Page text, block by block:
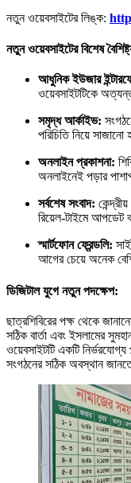
নতুন ওয়েবসাইটের লিঙ্ক:
নতুন ওয়েবসাইটের বিশেষ
আধুনিক ইউজার
ওয়েবসাইটটিকে
সমৃদ্ধ আর্কাইভ:
পরিচিতি নিয়ে
অনলাইন প্রকাশনা:
অনলাইনেই পড়ার
সর্বশেষ সংবাদ:
রিয়েল-টাইমে আপডেট
স্মার্টফোন ফ্রেন্ডলি:
আগের চেয়ে অনেক
ডিজিটাল যুগে নতুন পদক্ষেপ:
ছাত্রশিবিরের পক্ষ থেকে
সঠিক বার্তা এবং ইসলামের
ওয়েবসাইটটি একটি
সংগঠনের সঠিক অবস্থান